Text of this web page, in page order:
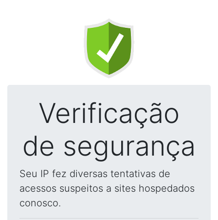
Verificação
de segurança
Seu IP fez diversas tentativas de
acessos suspeitos a sites hospedados
conosco.